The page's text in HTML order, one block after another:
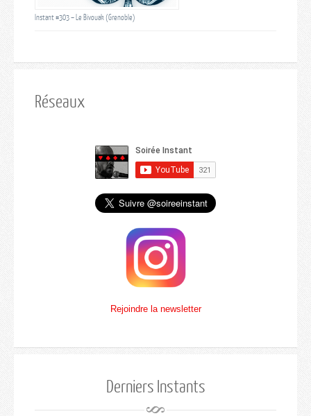
Instant #303 – Le Bivouak (Grenoble)
Réseaux
Rejoindre la newsletter
Derniers Instants